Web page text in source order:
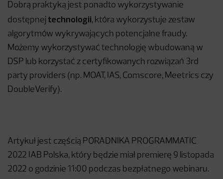
Dobrą praktyką jest ponadto wykorzystywanie
dostępnej technologii, która wykorzystuje zestaw
algorytmów wykrywających potencjalne fraudy.
Możemy wykorzystywać technologię wbudowaną w
DSP lub korzystać z certyfikowanych rozwiązań 3rd
party providers (np. MOAT, IAS, Comscore, Meetrics czy
DoubleVerify).
Artykuł jest częścią PORADNIKA PROGRAMMATIC
2022 IAB Polska, który będzie miał premierę 9 listopada
2022 o godzinie 11:00 podczas bezpłatnego webinaru.